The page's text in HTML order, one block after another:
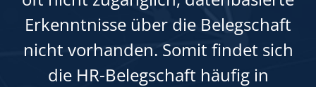
Erkenntnisse über die Belegschaft
nicht vorhanden. Somit findet sich
die HR-Belegschaft häufig in